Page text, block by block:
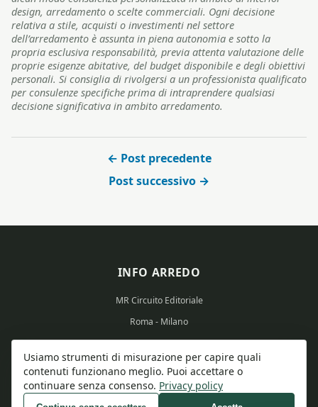
design, arredamento o scelte commerciali. Ogni decisione
relativa a stile, acquisti o investimenti nel settore
dell’arredamento è assunta in piena autonomia e sotto la
propria esclusiva responsabilità, previa attenta valutazione delle
proprie esigenze abitative, del budget disponibile e degli obiettivi
personali. Si consiglia di rivolgersi a un professionista qualificato
per consulenze specifiche prima di intraprendere qualsiasi
decisione significativa in ambito arredamento.
← Post precedente
Post successivo →
INFO ARREDO
MR Circuito Editoriale
Roma - Milano
Partita IVA: 15569351008
Usiamo strumenti di misurazione per capire quali
contenuti funzionano meglio. Puoi accettare o
continuare senza consenso. Privacy policy